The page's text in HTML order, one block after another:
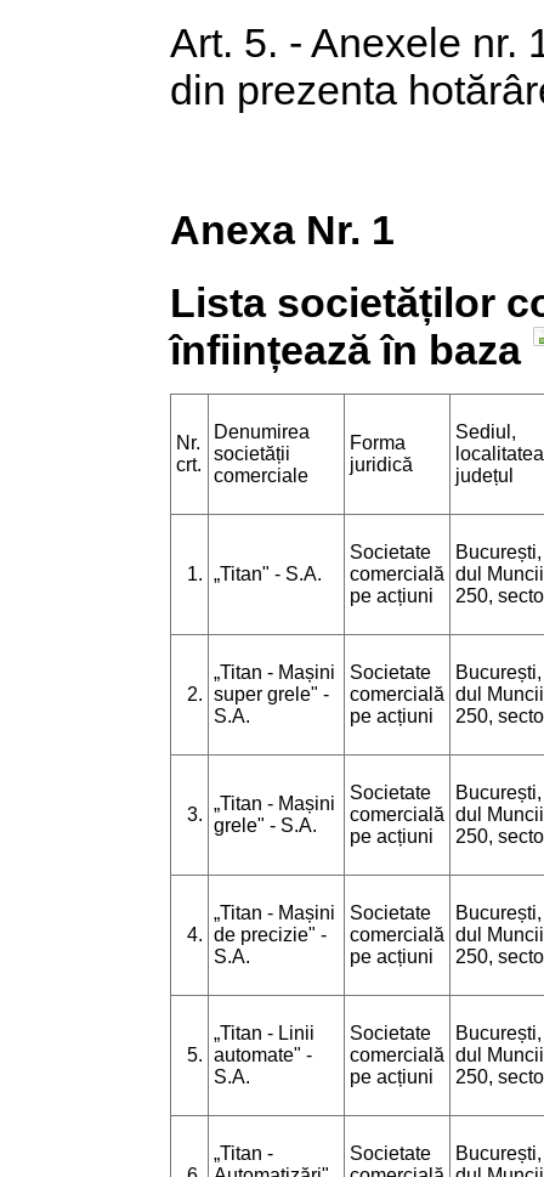
Art. 5. - Anexele nr.
din prezenta
Anexa Nr. 1
Lista societăților
înființează în baza
Nr.
crt.
Denumirea
societății
comerciale
Forma
juridică
Sediul,
județul
1. „Titan" - S.A.
Societate
comercială
pe acțiuni
dul
250,
2.
„Titan - Mașini
super grele" -
S.A.
Societate
comercială
pe acțiuni
dul
250,
3.
„Titan - Mașini
grele" - S.A.
Societate
comercială
pe acțiuni
dul
250,
4.
„Titan - Mașini
de precizie" -
S.A.
Societate
comercială
pe acțiuni
dul
250,
5.
„Titan - Linii
automate" -
S.A.
Societate
comercială
pe acțiuni
dul
250,
„Titan -
Societate